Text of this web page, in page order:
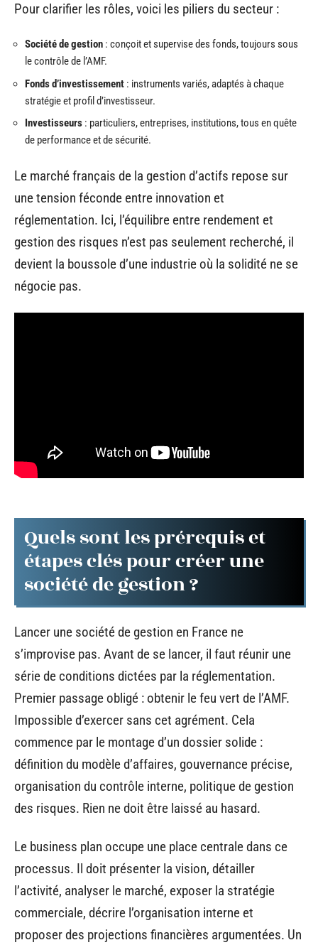
Pour clarifier les rôles, voici les piliers du secteur :
Société de gestion : conçoit et supervise des fonds, toujours sous
le contrôle de l’AMF.
Fonds d’investissement : instruments variés, adaptés à chaque
stratégie et profil d’investisseur.
Investisseurs : particuliers, entreprises, institutions, tous en quête
de performance et de sécurité.
Le marché français de la gestion d’actifs repose sur
une tension féconde entre innovation et
réglementation. Ici, l’équilibre entre rendement et
gestion des risques n’est pas seulement recherché, il
devient la boussole d’une industrie où la solidité ne se
négocie pas.
Quels sont les prérequis et
étapes clés pour créer une
société de gestion ?
Lancer une société de gestion en France ne
s’improvise pas. Avant de se lancer, il faut réunir une
série de conditions dictées par la réglementation.
Premier passage obligé : obtenir le feu vert de l’AMF.
Impossible d’exercer sans cet agrément. Cela
commence par le montage d’un dossier solide :
définition du modèle d’affaires, gouvernance précise,
organisation du contrôle interne, politique de gestion
des risques. Rien ne doit être laissé au hasard.
Le business plan occupe une place centrale dans ce
processus. Il doit présenter la vision, détailler
l’activité, analyser le marché, exposer la stratégie
commerciale, décrire l’organisation interne et
proposer des projections financières argumentées. Un